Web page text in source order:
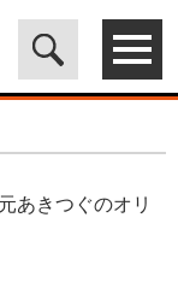
- 株式会社ICE>カ
の坊
あきつぐのオリ